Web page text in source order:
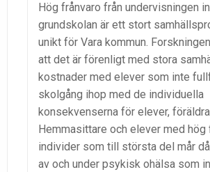
Hög frånvaro från undervisningen
grundskolan är ett stort
unikt för Vara kommun.
att det är förenligt med stora
kostnader med elever som inte
skolgång ihop med de individuella
konsekvenserna för elever,
Hemmasittare och elever med hög
individer som till största del mår
av och under psykisk ohälsa som